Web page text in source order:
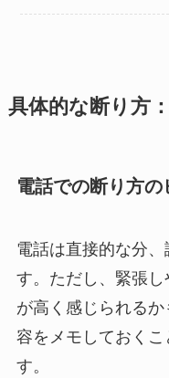
具体的な断り方
電話での断り方の
電話は直接的な分
す。ただし、緊張
が高く感じられる
容をメモしておく
す。